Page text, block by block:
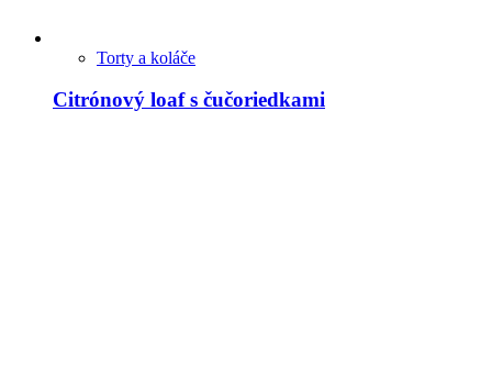
Torty a koláče
Citrónový loaf s čučoriedkami